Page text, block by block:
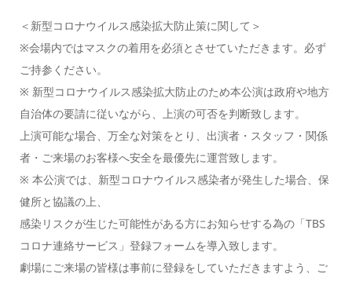
＜新型コロナウイルス感染拡大防止策に関して＞
※会場内ではマスクの着用を必須とさせていただきます。必ず
ご持参ください。
※ 新型コロナウイルス感染拡大防止のため本公演は政府や地方
自治体の要請に従いながら、上演の可否を判断致します。
上演可能な場合、万全な対策をとり、出演者・スタッフ・関係
者・ご来場のお客様へ安全を最優先に運営致します。
※ 本公演では、新型コロナウイルス感染者が発生した場合、保
健所と協議の上、
感染リスクが生じた可能性がある方にお知らせする為の「TBS
コロナ連絡サービス」登録フォームを導入致します。
劇場にご来場の皆様は事前に登録をしていただきますよう、ご